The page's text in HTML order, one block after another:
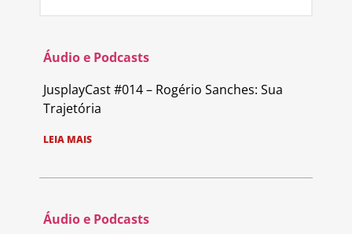
Áudio e Podcasts
JusplayCast #014 – Rogério Sanches: Sua
Trajetória
LEIA MAIS
Áudio e Podcasts